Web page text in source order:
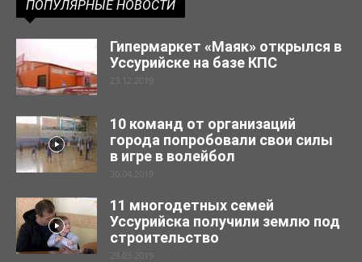
ПОПУЛЯРНЫЕ НОВОСТИ
Гипермаркет «Маяк» открылся в
Уссурийске на базе КПС
23.12.2019
10 команд от организаций
города попробовали свои силы
в игре в волейбол
30.04.2019
11 многодетных семей
Уссурийска получили землю под
строительство
29.03.2019